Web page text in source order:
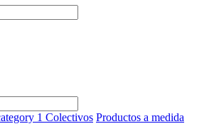
Colectivos Productos a medida